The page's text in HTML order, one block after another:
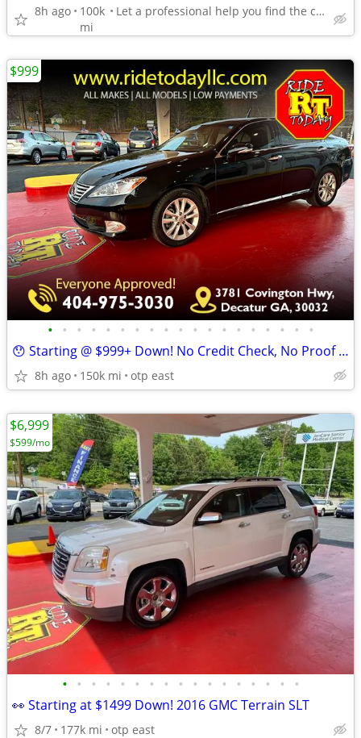
8h ago
100k
mi
Let a professional help you find the car you want in budget
• • • • • • • • • • • • • • • • • • •
😯 Starting @ $999+ Down! No Credit Check, No Proof of Income!
8h ago 150k mi otp east
$999
• • • • • • • • • • • • • • • • •
👀 Starting at $1499 Down! 2016 GMC Terrain SLT
8/7 177k mi otp east
$6,999
$599/mo